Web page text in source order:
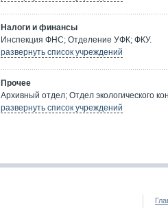
Налоги и финансы
Инспекция ФНС; Отделение УФК; ФКУ.
развернуть список учреждений
Прочее
Архивный отдел; Отдел экологического
развернуть список учреждений